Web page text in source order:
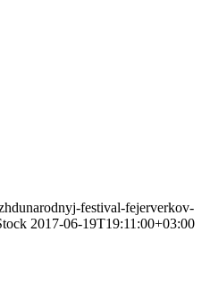
festival-fejerverkov-
2017-06-19T19:11:00+03:00